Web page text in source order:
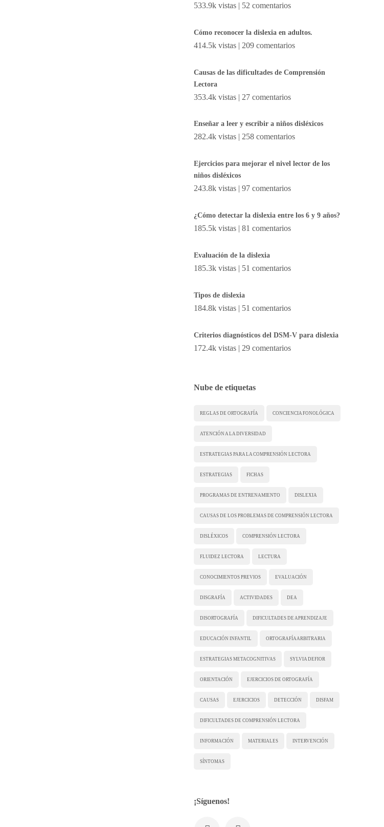
533.9k vistas | 52 comentarios
Cómo reconocer la dislexia en adultos.
414.5k vistas | 209 comentarios
Causas de las dificultades de Comprensión
Lectora
353.4k vistas | 27 comentarios
Enseñar a leer y escribir a niños disléxicos
282.4k vistas 258 comentarios
Ejercicios para mejorar el nivel lector de los
niños disléxicos
243.8k vistas | 97 comentarios
¿Cómo detectar la dislexia entre los 6 y 9 años?
185.5k vistas | 81 comentarios
Evaluación de la dislexia
185.3k vistas | 51 comentarios
Tipos de dislexia
184.8k vistas | 51 comentarios
Criterios diagnósticos del DSM-V para dislexia
172.4k vistas | 29 comentarios
Nube de etiquetas
REGLAS DE ORTOGRAFÍA CONCIENCIA FONOLÓGICA
ATENCIÓN A LA DIVERSIDAD
ESTRATEGIAS PARA LA COMPRENSIÓN LECTORA
ESTRATEGIAS FICHAS
PROGRAMAS DE ENTRENAMIENTO DISLEXIA
CAUSAS DE LOS PROBLEMAS DE COMPRENSIÓN LECTORA
DISLÉXICOS COMPRENSIÓN LECTORA
FLUIDEZ LECTORA LECTURA
CONOCIMIENTOS PREVIOS EVALUACIÓN
DISGRAFÍA ACTIVIDADES DEA
DISORTOGRAFÍA DIFICULTADES DE APRENDIZAJE
EDUCACIÓN INFANTIL ORTOGRAFÍA ARBITRARIA
ESTRATEGIAS METACOGNITIVAS SYLVIA DEFIOR
ORIENTACIÓN EJERCICIOS DE ORTOGRAFÍA
CAUSAS EJERCICIOS DETECCIÓN DISFAM
DIFICULTADES DE COMPRENSIÓN LECTORA
INFORMACIÓN MATERIALES INTERVENCIÓN
SÍNTOMAS
¡Síguenos!